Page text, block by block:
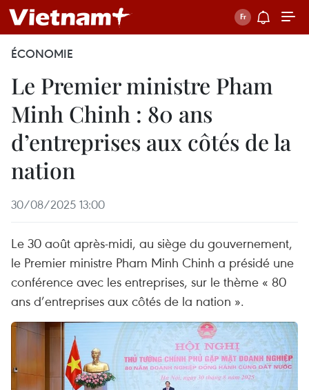
ÉCONOMIE
Le Premier ministre Pham
Minh Chinh : 80 ans
d’entreprises aux côtés de la
nation
30/08/2025 13:00
Le 30 août après-midi, au siège du gouvernement,
le Premier ministre Pham Minh Chinh a présidé une
conférence avec les entreprises, sur le thème « 80
ans d’entreprises aux côtés de la nation ».